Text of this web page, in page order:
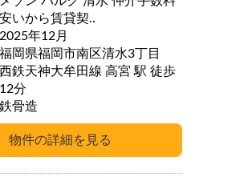
安いから賃貸契..
2025年12月
福岡県福岡市南区清水3丁目
西鉄天神大牟田線 高宮 駅 徒歩
12分
鉄骨造